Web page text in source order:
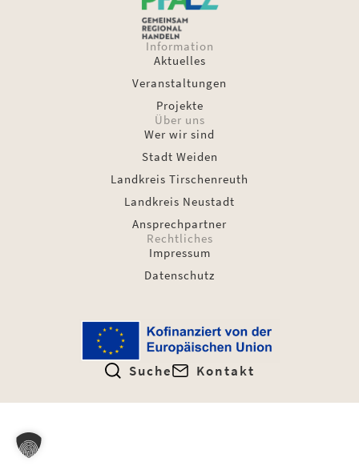
Information
Aktuelles
Veranstaltungen
Projekte
Über uns
Wer wir sind
Stadt Weiden
Landkreis Tirschenreuth
Landkreis Neustadt
Ansprechpartner
Rechtliches
Impressum
Datenschutz
Suche Kontakt